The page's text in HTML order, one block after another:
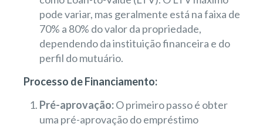
pode variar, mas geralmente está na faixa de
70% a 80% do valor da propriedade,
dependendo da instituição financeira e do
perfil do mutuário.
Processo de Financiamento:
Pré-aprovação:O primeiro passo é obter
uma pré-aprovação do empréstimo